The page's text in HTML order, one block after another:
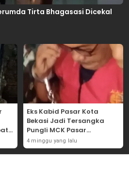
Tirta Bhagasasi Dicekal
Eks Kabid Pasar Kota
Bekasi Jadi Tersangka
Pungli MCK Pasar
Bantargebang
4 minggu yang lalu